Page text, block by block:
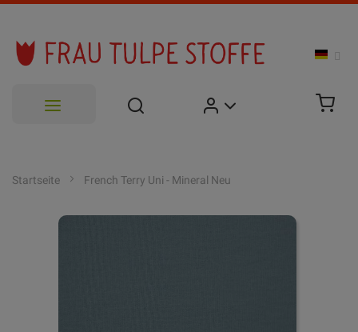
Startseite French Terry Uni - Mineral Neu